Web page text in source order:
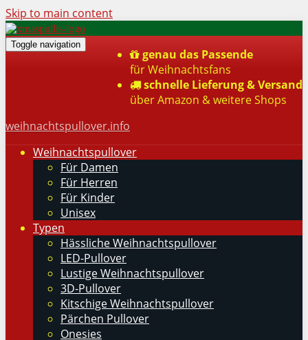
Skip to main content
genau das Passende
für Weihnachtsfans
schnelle Lieferung & Versand
über Amazon & weitere Shops
Toggle navigation
weihnachtspullover.info
Weihnachtspullover
Für Damen
Für Herren
Für Kinder
Unisex
Typen
Hässliche Weihnachtspullover
LED-Pullover
Lustige Weihnachtspullover
3D-Pullover
Kitschige Weihnachtspullover
Pärchen Pullover
Onesies